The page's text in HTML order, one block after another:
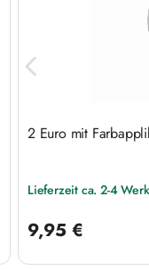
2 Euro mit
Lieferzeit ca. 2-4
9,95 €